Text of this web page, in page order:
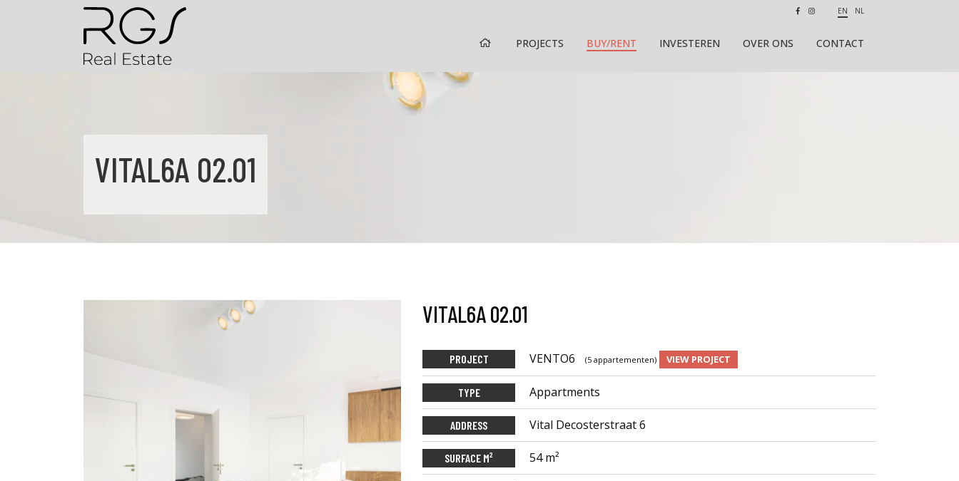
EN NL
HOME PROJECTS BUY/RENT INVESTEREN OVER ONS CONTACT
VITAL6A 02.01
VITAL6A 02.01
PROJECT VENTO6 (5 appartementen) VIEW PROJECT
TYPE Appartments
ADDRESS Vital Decosterstraat 6
SURFACE M² 54 m²